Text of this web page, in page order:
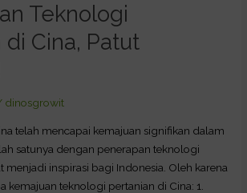
Teknologi
di Cina, Patut
dinosgrowit
telah mencapai kemajuan signifikan dalam
satunya dengan penerapan teknologi
inspirasi bagi Indonesia. Oleh karena
kemajuan teknologi pertanian di Cina: 1.